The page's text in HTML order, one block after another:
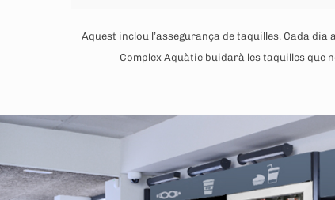
Aquest inclou l’assegurança de taquilles. Cada dia
Complex Aquàtic buidarà les taquilles que